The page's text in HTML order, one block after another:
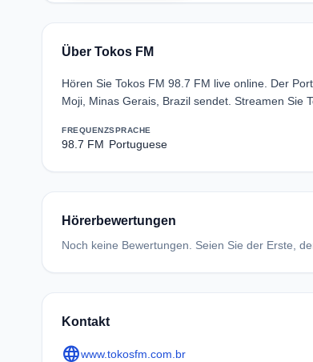
Über Tokos FM
Hören Sie Tokos FM 98.7 FM live online. Der
Moji, Minas Gerais, Brazil sendet. Streamen Sie
FREQUENZ
98.7 FM
SPRACHE
Portuguese
Hörerbewertungen
Noch keine Bewertungen. Seien Sie der Erste,
Kontakt
languagewww.tokosfm.com.br